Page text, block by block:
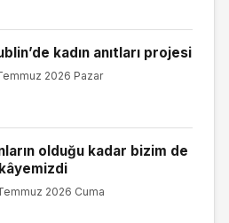
kadın anıtları projesi
2026 Pazar
olduğu kadar bizim de
2026 Cuma